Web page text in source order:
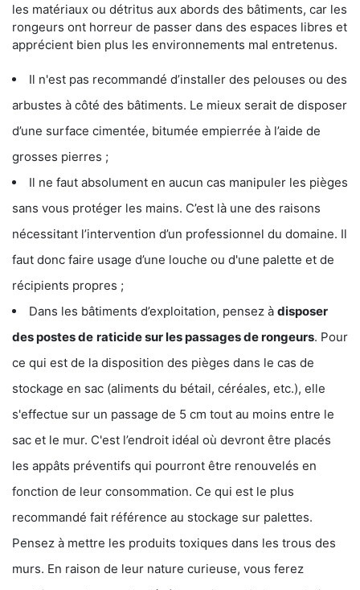
les matériaux ou détritus aux abords des bâtiments, car les
rongeurs ont horreur de passer dans des espaces libres et
apprécient bien plus les environnements mal entretenus.
Il n'est pas recommandé d’installer des pelouses ou des
arbustes à côté des bâtiments. Le mieux serait de disposer
d’une surface cimentée, bitumée empierrée à l’aide de
grosses pierres ;
Il ne faut absolument en aucun cas manipuler les pièges
sans vous protéger les mains. C’est là une des raisons
nécessitant l’intervention d’un professionnel du domaine. Il
faut donc faire usage d’une louche ou d'une palette et de
récipients propres ;
Dans les bâtiments d’exploitation, pensez à disposer
des postes de raticide sur les passages de rongeurs. Pour
ce qui est de la disposition des pièges dans le cas de
stockage en sac (aliments du bétail, céréales, etc.), elle
s'effectue sur un passage de 5 cm tout au moins entre le
sac et le mur. C'est l’endroit idéal où devront être placés
les appâts préventifs qui pourront être renouvelés en
fonction de leur consommation. Ce qui est le plus
recommandé fait référence au stockage sur palettes.
Pensez à mettre les produits toxiques dans les trous des
murs. En raison de leur nature curieuse, vous ferez